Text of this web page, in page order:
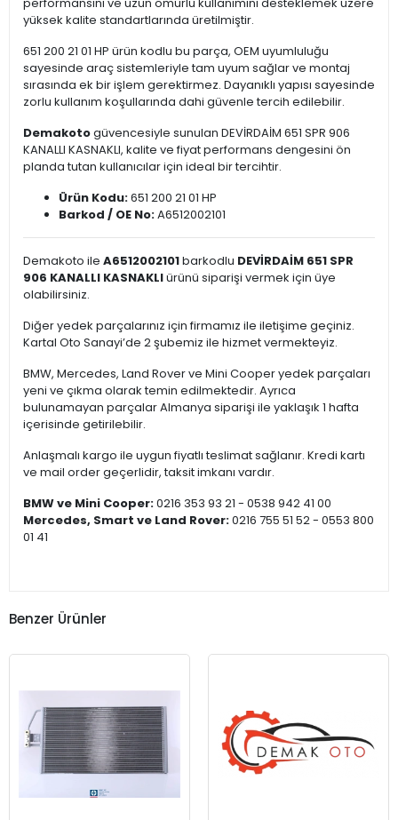
performansını ve uzun ömürlü kullanımını desteklemek üzere
yüksek kalite standartlarında üretilmiştir.
651 200 21 01 HP ürün kodlu bu parça, OEM uyumluluğu
sayesinde araç sistemleriyle tam uyum sağlar ve montaj
sırasında ek bir işlem gerektirmez. Dayanıklı yapısı sayesinde
zorlu kullanım koşullarında dahi güvenle tercih edilebilir.
Demakotogüvencesiyle sunulan DEVİRDAİM 651 SPR 906
KANALLI KASNAKLI, kalite ve fiyat performans dengesini ön
planda tutan kullanıcılar için ideal bir tercihtir.
Ürün Kodu:651 200 21 01 HP
Barkod / OE No:A6512002101
Demakoto ile A6512002101barkodlu DEVİRDAİM 651 SPR
906 KANALLI KASNAKLIürünü siparişi vermek için üye
olabilirsiniz.
Diğer yedek parçalarınız için firmamız ile iletişime geçiniz.
Kartal Oto Sanayi’de 2 şubemiz ile hizmet vermekteyiz.
BMW, Mercedes, Land Rover ve Mini Cooper yedek parçaları
yeni ve çıkma olarak temin edilmektedir. Ayrıca
bulunamayan parçalar Almanya siparişi ile yaklaşık 1 hafta
içerisinde getirilebilir.
Anlaşmalı kargo ile uygun fiyatlı teslimat sağlanır. Kredi kartı
ve mail order geçerlidir, taksit imkanı vardır.
BMW ve Mini Cooper:0216 353 93 21 - 0538 942 41 00
Mercedes, Smart ve Land Rover:0216 755 51 52 - 0553 800
01 41
Benzer Ürünler